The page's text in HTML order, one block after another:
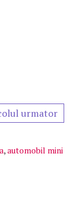
urmator
,automobil mini